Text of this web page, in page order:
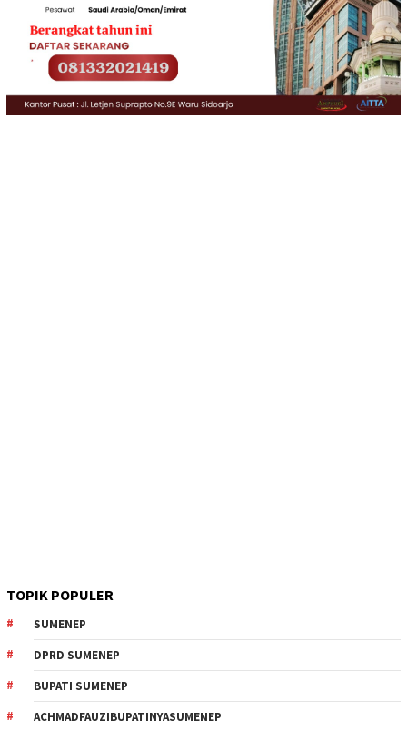
TOPIK POPULER
SUMENEP
DPRD SUMENEP
BUPATI SUMENEP
ACHMADFAUZIBUPATINYASUMENEP